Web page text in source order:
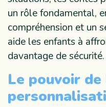
un rôle fondamental,
compréhension et un
aide les enfants à
davantage de sécurité.
Le pouvoir de